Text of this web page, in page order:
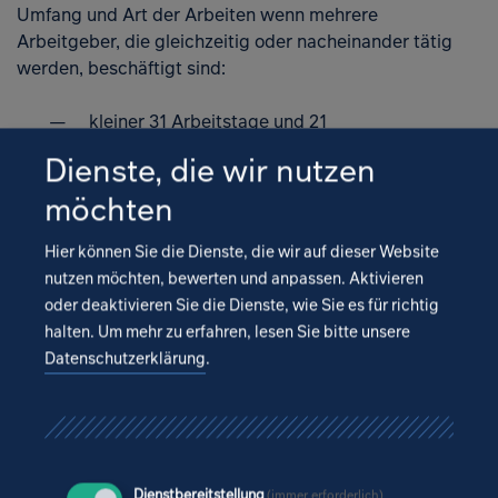
Umfang und Art der Arbeiten wenn mehrere
Arbeitgeber, die gleichzeitig oder nacheinander tätig
werden, beschäftigt sind:
kleiner 31 Arbeitstage und 21
kleiner 31 Arbeitstage und 21
Beschäftigte oder 501 Personentage
und gefährliche Arbeiten
größer 30 Arbeitstage und 20
Beschäftigte oder 500 Personentage
größer 30 Arbeitstage und 20
und gefährliche Arbeiten
Dienste, die wir nutzen
möchten
Hier können Sie die Dienste, die wir auf dieser Website
nutzen möchten, bewerten und anpassen. Aktivieren
oder deaktivieren Sie die Dienste, wie Sie es für richtig
halten. Um mehr zu erfahren, lesen Sie bitte unsere
Datenschutzerklärung.